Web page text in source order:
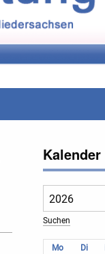
Kalender
Mo Di